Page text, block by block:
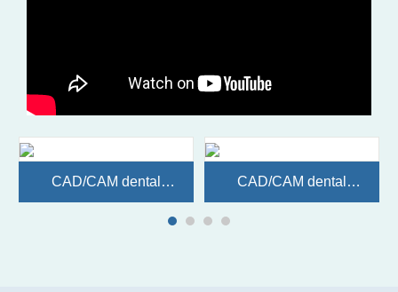
CAD/CAM dental
Laboratory
CAD/CAM dental
Laboratory